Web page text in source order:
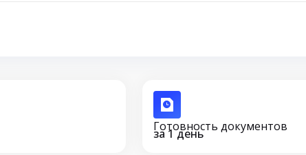
Готовность документов
за 1 день